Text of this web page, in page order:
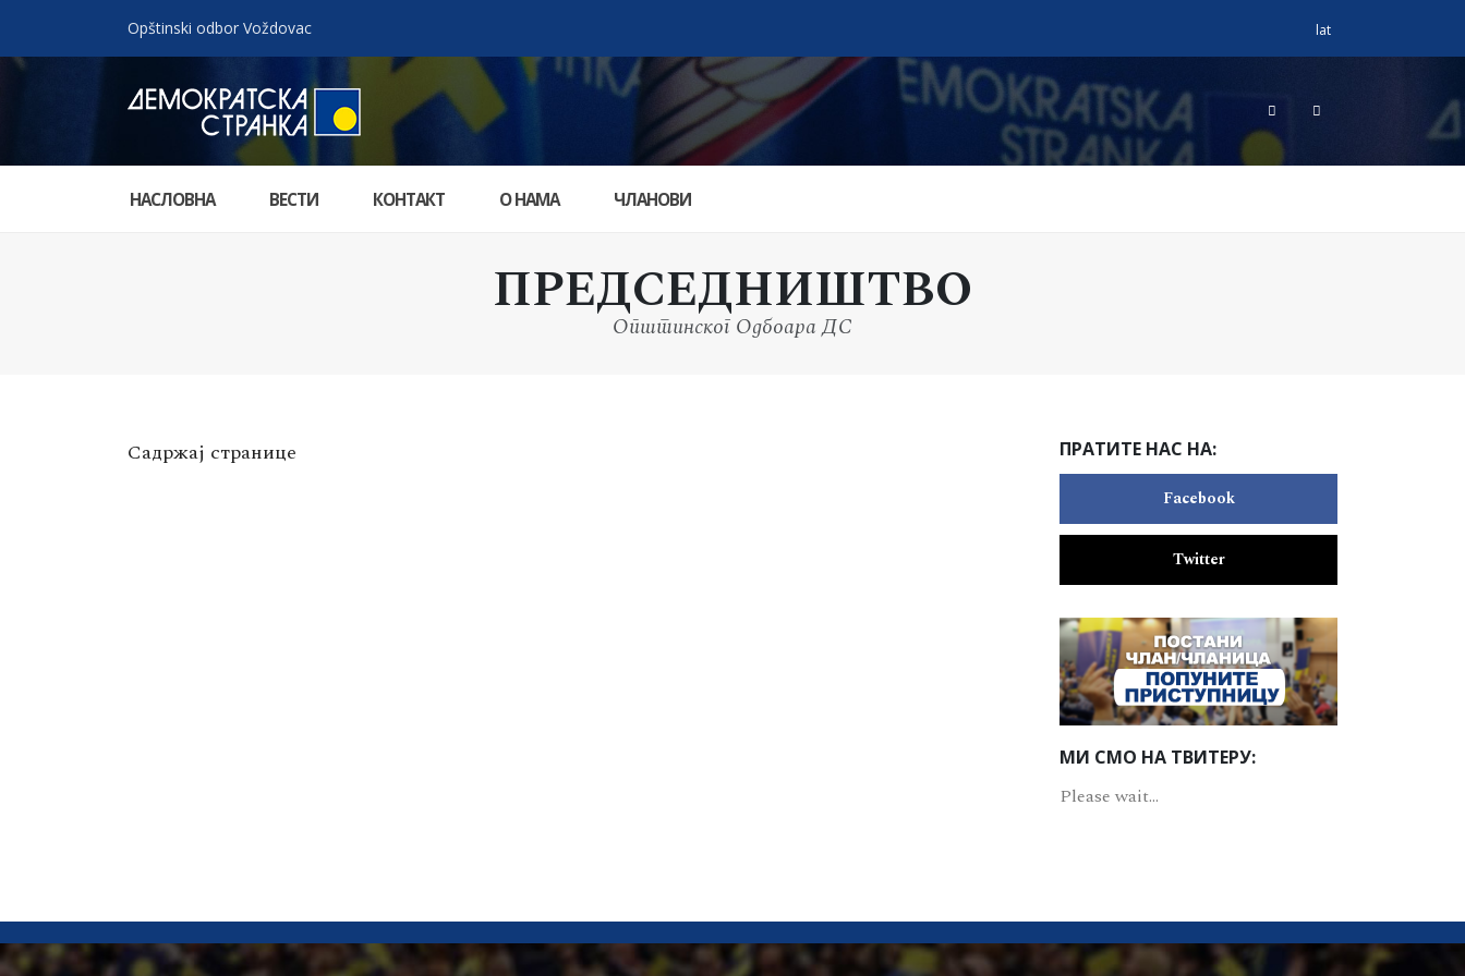
Opštinski odbor Voždovac lat
НАСЛОВНА ВЕСТИ КОНТАКТ О НАМА ЧЛАНОВИ
ПРЕДСЕДНИШТВО
Општинског Одбоара ДС
Садржај странице ПРАТИТЕ НАС НА:
Facebook
Twitter
МИ СМО НА ТВИТЕРУ:
Please wait...